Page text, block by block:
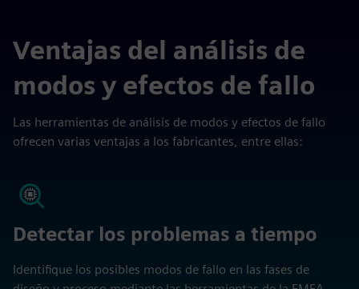
Ventajas del análisis de
modos y efectos de fallo
Las herramientas de análisis de modos y efectos de fallo
ofrecen varias ventajas a los fabricantes, entre ellas:
Detectar los problemas a tiempo
Identifique los posibles modos de fallo en las fases de